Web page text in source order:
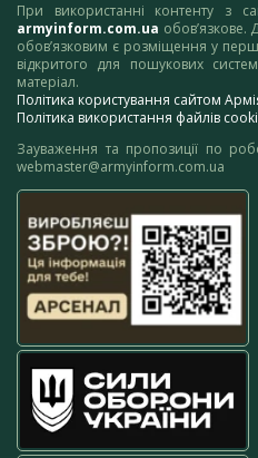
При використанні контенту з
armyinform.com.ua обов’язкове.
обов’язковим є розміщення у
відкритого для пошукових
матеріал.
Політика користування сайтом
Політика використання файлів
Зауваження та пропозиції по
webmaster@armyinform.com.ua